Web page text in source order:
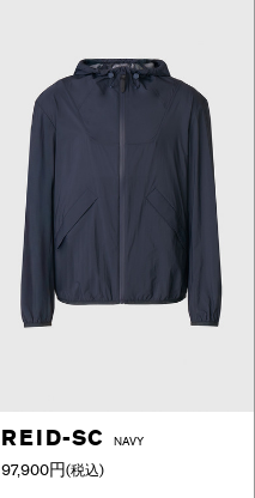
REID-SC NAVY
97,900円(税込)